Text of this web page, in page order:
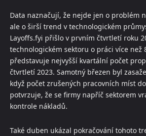
Data naznačují, že nejde jen o problém
ale o širší trend v technologickém
Layoffs.fyi přišlo v prvním čtvrtletí roku
technologickém sektoru o práci více než
představuje nejvyšší kvartální počet
čtvrtletí 2023. Samotný březen byl
když počet zrušených pracovních míst
potvrzuje, že se firmy napříč sektorem
kontrole nákladů.
Také duben ukázal pokračování tohoto